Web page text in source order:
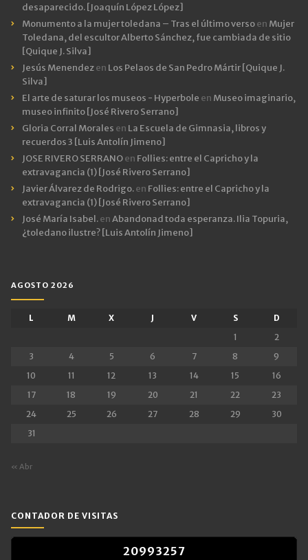
desaparecido. [Joaquín López López]
Monumento a la mujer toledana – Tras el último versoen Mujer
Toledana, del escultor Alberto Sánchez, fue cambiada de sitio
[Quique J. Silva]
Jesús Menendezen Los Pelaos de San Pedro Mártir [Quique J.
Silva]
El arte de saturar los museos - Hyperbole en Museo imaginario,
museo infinito [José Rivero Serrano]
Gloria Corral Morales en La Escuela de Gimnasia, libros y
recuerdos 3 [Luis Antolín Jimeno]
JOSE RIVERO SERRANOen Follies: entre el Capricho y la
extravagancia (1) [José Rivero Serrano]
Javier Álvarez de Rodrigo.en Follies: entre el Capricho y la
extravagancia (1) [José Rivero Serrano]
José María Isabel.enAbandonad toda esperanza. Ilia Topuria,
¿toledano ilustre? [Luis Antolín Jimeno]
AGOSTO 2026
L M X J V S
D
1
2
3
4 5 6 7 8
9
10
11 12 13 14 15
16
17
18 19 20 21 22
23
24
25 26 27 28 29
30
31
« Abr
CONTADOR DE VISITAS
20993257